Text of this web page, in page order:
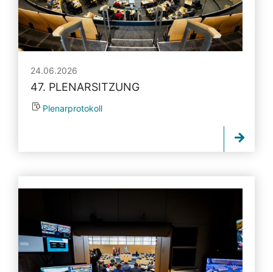
24.06.2026
47. PLENARSITZUNG
Plenarprotokoll